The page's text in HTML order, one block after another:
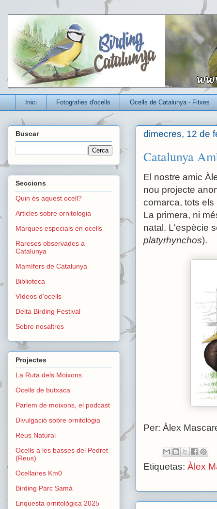
Un blog per conèixer millor els ocells que viuen a Catalunya
Inici Fotografies d'ocells Ocells de Catalunya - Fitxes
dimecres, 12 de
Catalunya
El nostre amic
nou projecte
comarca, tots
La primera, ni
natal. L'espècie
platyrhynchos).
Per: Àlex
Etiquetas: Àlex
Buscar
Seccions
Quin és aquest ocell?
Articles sobre ornitologia
Marques especials en ocells
Rareses observades a
Catalunya
Mamífers de Catalunya
Biblioteca
Vídeos d'ocells
Delta Birding Festival
Sobre nosaltres
Projectes
La Ruta dels Moixons
Ocells de butxaca
Parlem de moixons, el podcast
Divulgació sobre ornitologia
Reus Natural
Ocells a les basses del Pedret
(Reus)
Ocellaires Km0
Birding Parc Samà
Enquesta ornitològica 2025